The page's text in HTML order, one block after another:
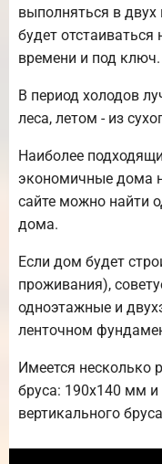
выполняться в двух
будет
времени и под ключ.
В период холодов
леса, летом - из
Наиболее
экономичные дома
сайте можно найти
дома.
Если дом будет
проживания),
одноэтажные и
ленточном
Имеется несколько
бруса: 190х140 мм
вертикального